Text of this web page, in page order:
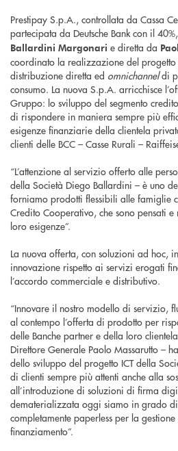
Prestipay S.p.A., controllata da Cassa
partecipata da Deutsche Bank con il
Ballardini Margonari e diretta da
coordinato la realizzazione del progetto
distribuzione diretta ed omnichanneldi
consumo. La nuova S.p.A. arricchisce
Gruppo: lo sviluppo del segmento
di rispondere in maniera sempre più
esigenze finanziarie della clientela
clienti delle BCC – Casse Rurali –
“L’attenzione al servizio offerto alle
della Società Diego Ballardini – è uno
forniamo prodotti flessibili alle famiglie
Credito Cooperativo, che sono pensati
loro esigenze”.
La nuova offerta, con soluzioni ad hoc,
innovazione rispetto ai servizi erogati
l’accordo commerciale e distributivo.
“Innovare il nostro modello di servizio,
al contempo l’offerta di prodotto per
delle Banche partner e della loro
Direttore Generale Paolo Massarutto –
dello sviluppo del progetto ICT della
di clienti sempre più attenti anche alla
all’introduzione di soluzioni di firma
dematerializzata oggi siamo in grado
completamente paperless per la
finanziamento”.